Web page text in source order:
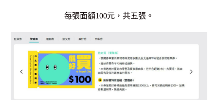
每張面額100元，共五張。